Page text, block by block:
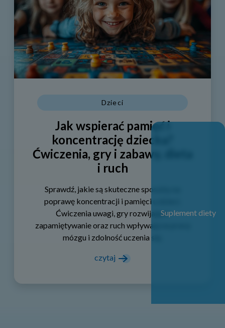
Dzieci
Jak wspierać pamięć i
koncentrację dziecka?
Ćwiczenia, gry i zabawy, dieta
i ruch
Sprawdź, jakie są skuteczne sposoby na
poprawę koncentracji i pamięci u dzieci.
Ćwiczenia uwagi, gry rozwijające
zapamiętywanie oraz ruch wpływają na pracę
mózgu i zdolność uczenia się.
czytaj
Suplement diety